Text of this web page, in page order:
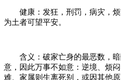
健康：发狂，刑罚，病灾，烦
为土者可望平安。
含义：破家亡身的最恶数，暗
意，因此万事不如意：逆境、烦
难、家属则生离死别，或因其他